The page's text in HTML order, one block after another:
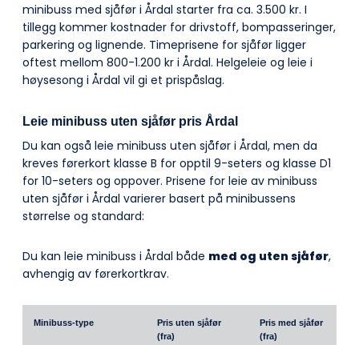
minibuss med sjåfør i Årdal starter fra ca. 3.500 kr. I
tillegg kommer kostnader for drivstoff, bompasseringer,
parkering og lignende. Timeprisene for sjåfør ligger
oftest mellom 800-1.200 kr i Årdal. Helgeleie og leie i
høysesong i Årdal vil gi et prispåslag.
Leie minibuss uten sjåfør pris Årdal
Du kan også leie minibuss uten sjåfør i Årdal, men da
kreves førerkort klasse B for opptil 9-seters og klasse D1
for 10-seters og oppover. Prisene for leie av minibuss
uten sjåfør i Årdal varierer basert på minibussens
størrelse og standard:
Du kan leie minibuss i Årdal både med og uten sjåfør,
avhengig av førerkortkrav.
Minibuss-type
Pris uten sjåfør
(fra)
Pris med sjåfør
(fra)